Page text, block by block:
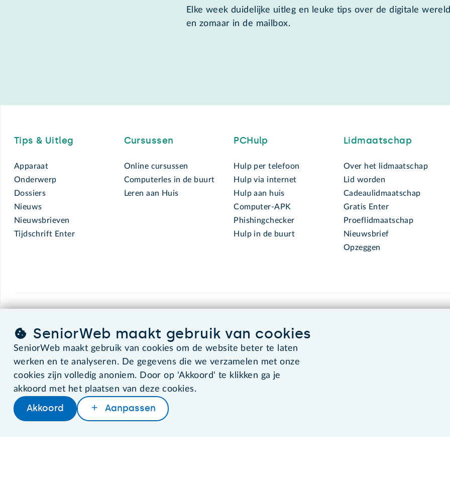
Elke week duidelijke uitleg en leuke tips over de digitale
en zomaar in de mailbox.
Tips & Uitleg
Apparaat
Onderwerp
Dossiers
Nieuws
Nieuwsbrieven
Tijdschrift Enter
Cursussen
Online cursussen
Computerles in de buurt
Leren aan Huis
PCHulp
Hulp per telefoon
Hulp via internet
Hulp aan huis
Computer-APK
Phishingchecker
Hulp in de buurt
Lidmaatschap
Over het lidmaatschap
Lid worden
Cadeaulidmaatschap
Gratis Enter
Proeflidmaatschap
Nieuwsbrief
Opzeggen
©2026 SeniorWeb
SeniorWeb maakt gebruik van cookies
SeniorWeb maakt gebruik van cookies om de website beter te laten
werken en te analyseren. De gegevens die we verzamelen met onze
cookies zijn volledig anoniem. Door op 'Akkoord' te klikken ga je
akkoord met het plaatsen van deze cookies.
Akkoord Aanpassen